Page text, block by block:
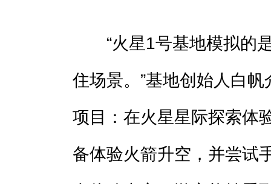
“火星1号基地模拟的是
住场景。”基地创始人白
项目：在火星星际探索体
备体验火箭升空，并尝试